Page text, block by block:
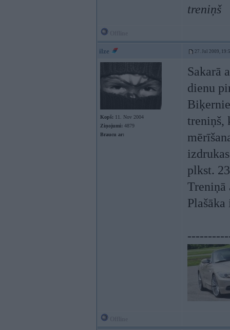
treniņš
ilze 27. Jul 2009,
Kopš: 11. Nov 2004
Ziņojumi: 4879
Braucu ar:
Sakarā
dienu
treniņš,
plkst.